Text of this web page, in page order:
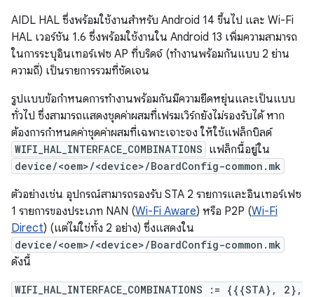
AIDL HAL ซึ่งพร้อมใช้งานสำหรับ Android 14 ขึ้นไป และ Wi-Fi
HAL เวอร์ชัน 1.6 ซึ่งพร้อมใช้งานใน Android 13 เพิ่มความสามารถ
ในการระบุอินเทอร์เฟซ AP ที่บริดจ์ (ทำงานพร้อมกันแบบ 2 ย่าน
ความถี่) เป็นรายการรวมที่ชัดเจน
รูปแบบข้อกำหนดการทำงานพร้อมกันมีความยืดหยุ่นและเป็นแบบ
ทั่วไป ซึ่งสามารถแสดงชุดค่าผสมที่เฟรมเวิร์กยังไม่รองรับได้ หาก
ต้องการกำหนดค่าชุดค่าผสมที่เฉพาะเจาะจง ให้ใช้แฟล็กบิลด์
WIFI_HAL_INTERFACE_COMBINATIONS แฟล็กนี้อยู่ใน
device/<oem>/<device>/BoardConfig-common.mk
ตัวอย่างเช่น อุปกรณ์สามารถรองรับ STA 2 รายการและอินเทอร์เฟซ
1 รายการของประเภท NAN (Wi-Fi Aware) หรือ P2P (Wi-Fi
Direct) (แต่ไม่ใช่ทั้ง 2 อย่าง) ซึ่งแสดงใน
device/<oem>/<device>/BoardConfig-common.mk
ดังนี้
WIFI_HAL_INTERFACE_COMBINATIONS := {{{STA}, 2},